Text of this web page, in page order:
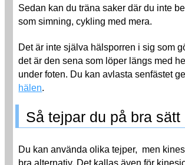
Sedan kan du träna saker där du inte
som simning, cykling med mera.
Det är inte själva hälsporren i sig som
det är den sena som löper längs med
under foten. Du kan avlasta senfästet
hälen.
Så tejpar du på bra sätt
Du kan använda olika tejper, men
bra alternativ. Det kallas även för